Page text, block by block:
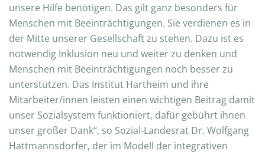
unsere Hilfe benötigen. Das gilt ganz besonders für
Menschen mit Beeinträchtigungen. Sie verdienen es in
der Mitte unserer Gesellschaft zu stehen. Dazu ist es
notwendig Inklusion neu und weiter zu denken und
Menschen mit Beeinträchtigungen noch besser zu
unterstützen. Das Institut Hartheim und ihre
Mitarbeiter/innen leisten einen wichtigen Beitrag damit
unser Sozialsystem funktioniert, dafür gebührt ihnen
unser großer Dank“, so Sozial-Landesrat Dr. Wolfgang
Hattmannsdorfer, der im Modell der integrativen